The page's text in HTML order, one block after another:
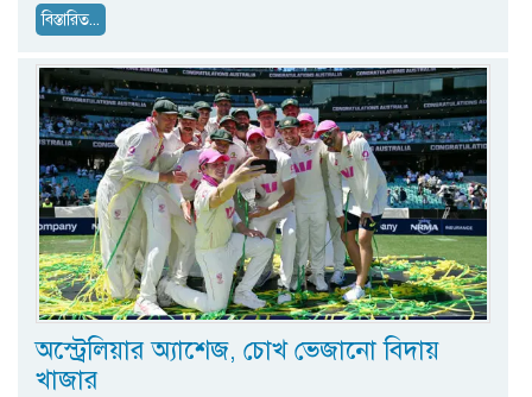
বিস্তারিত...
অস্ট্রেলিয়ার অ্যাশেজ, চোখ ভেজানো বিদায়
খাজার